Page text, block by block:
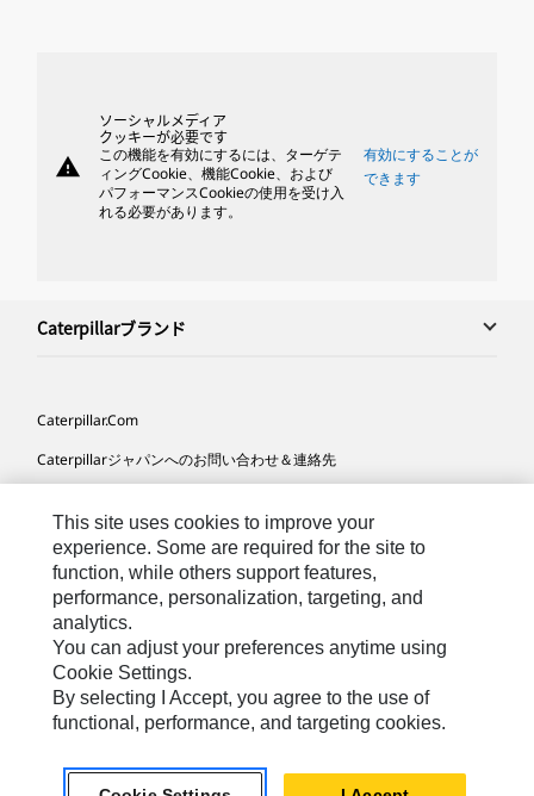
warning
ソーシャルメディア
クッキーが必要です
この機能を有効にするには、ターゲテ
ィングCookie、機能Cookie、および
パフォーマンスCookieの使用を受け入
れる必要があります。
有効にすることが
できます
Caterpillarブランド
Caterpillar.com
Caterpillarジャパンへのお問い合わせ＆連絡先
サイト･マップ
Cookie Settings
法的事項
プライバシー
Japanese
載を禁じます）
This site uses cookies to improve your
experience. Some are required for the site to
function, while others support features,
performance, personalization, targeting, and
analytics.
You can adjust your preferences anytime using
Cookie Settings.
By selecting I Accept, you agree to the use of
functional, performance, and targeting cookies.